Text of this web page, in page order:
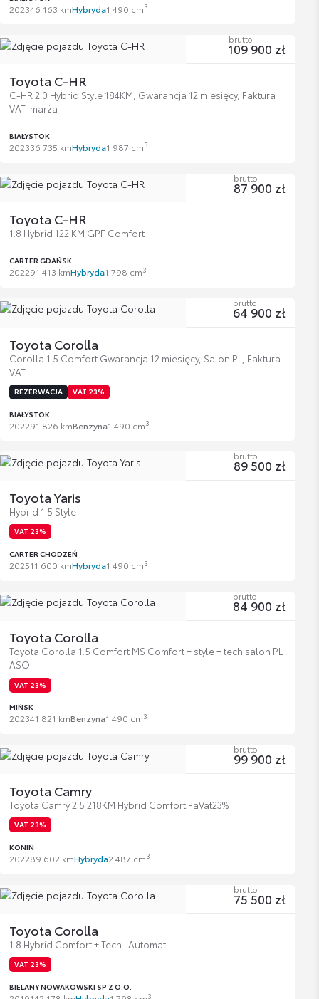
202346 163 kmHybryda1 490 cm3
Toyota C-HR
C-HR 2.0 Hybrid Style 184KM, Gwarancja 12 miesięcy, Faktura
VAT-marża
BIAŁYSTOK
202336 735 kmHybryda1 987 cm3
brutto
109 900 zł
Toyota C-HR
1.8 Hybrid 122 KM GPF Comfort
CARTER GDAŃSK
202291 413 kmHybryda1 798 cm3
brutto
87 900 zł
Toyota Corolla
Corolla 1.5 Comfort Gwarancja 12 miesięcy, Salon PL, Faktura
VAT
REZERWACJA VAT 23%
BIAŁYSTOK
202291 826 kmBenzyna1 490 cm3
brutto
64 900 zł
Toyota Yaris
Hybrid 1.5 Style
VAT 23%
CARTER CHODZEŃ
202511 600 kmHybryda1 490 cm3
brutto
89 500 zł
Toyota Corolla
Toyota Corolla 1.5 Comfort MS Comfort + style + tech salon PL
ASO
VAT 23%
MIŃSK
202341 821 kmBenzyna1 490 cm3
brutto
84 900 zł
Toyota Camry
Toyota Camry 2.5 218KM Hybrid Comfort FaVat23%
VAT 23%
KONIN
202289 602 kmHybryda2 487 cm3
brutto
99 900 zł
Toyota Corolla
1.8 Hybrid Comfort + Tech | Automat
VAT 23%
BIELANY NOWAKOWSKI SP Z O.O.
3
brutto
75 500 zł